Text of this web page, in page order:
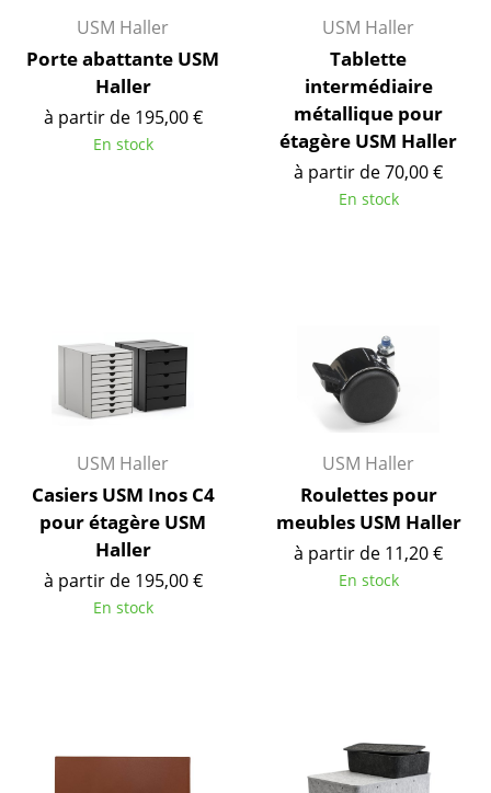
Chaises de conférence
Fauteuils de direction
Pièces détachées
... voir tous les sièges
Tables basses
Bureaux & Secrétaires
Secrétaires & Tables PC
Tables de conférence et Pupitres
Tables hautes & Pupitres
Tables enfants
Table de jardin
USM Haller
Porte abattante USM
Haller
à partir de 195,00 €
En stock
USM Haller
Tablette
intermédiaire
métallique pour
étagère USM Haller
à partir de 70,00 €
En stock
USM Haller
Casiers USM Inos C4
pour étagère USM
Haller
à partir de 195,00 €
En stock
USM Haller
Roulettes pour
meubles USM Haller
à partir de 11,20 €
En stock